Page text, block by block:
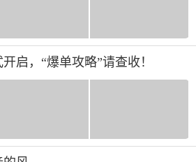
启，“爆单攻略”请查收！